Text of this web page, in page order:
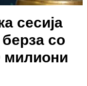
сесија
со
милиони